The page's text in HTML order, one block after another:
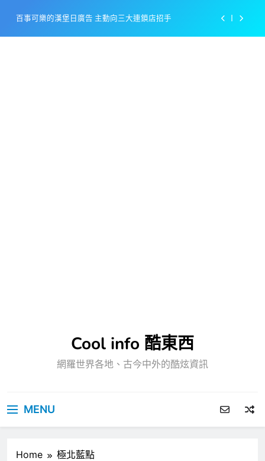
content
百事可樂的漢堡日廣告 主動向三大連鎖店招手
Cool info 酷東西
網羅世界各地、古今中外的酷炫資訊
MENU
Home 極北藍點